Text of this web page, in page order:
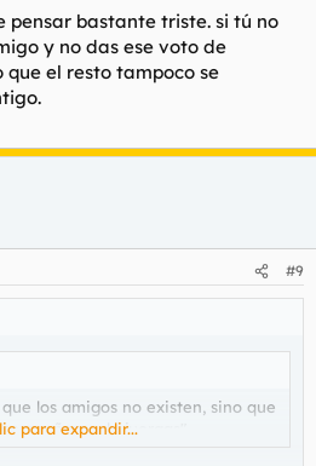
pensar bastante triste. si tú no
y no das ese voto de
el resto tampoco se
#9
los amigos no existen, sino que
de juergas".
para expandir...